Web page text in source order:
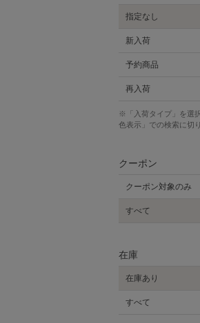
指定なし
新入荷
予約商品
再入荷
※「入荷タイプ」を選
色表示」での検索に切
クーポン
クーポン対象のみ
すべて
在庫
在庫あり
すべて